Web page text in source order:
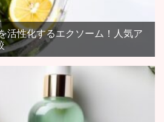
活性化するエクソーム！人気ア